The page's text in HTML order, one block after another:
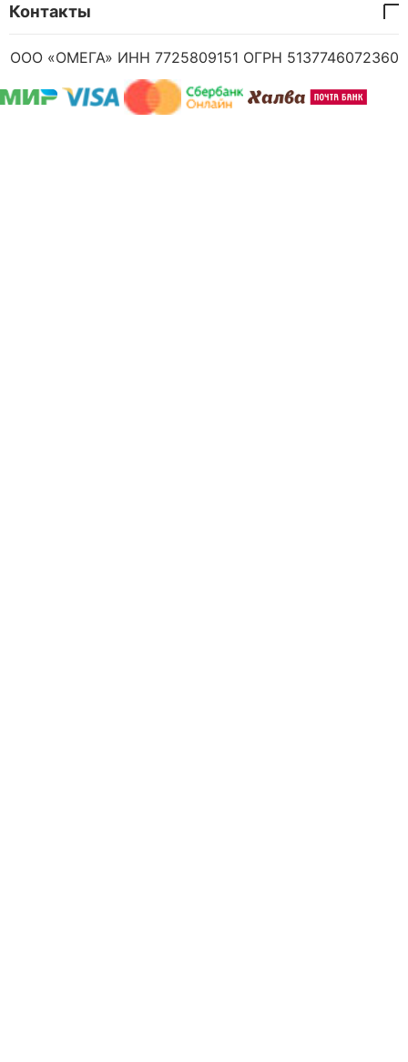
Контакты
ООО «ОМЕГА» ИНН 7725809151 ОГРН 5137746072360